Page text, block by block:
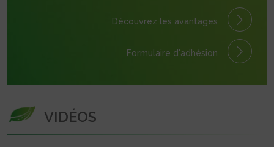
Découvrez les avantages
Formulaire d'adhésion
VIDÉOS